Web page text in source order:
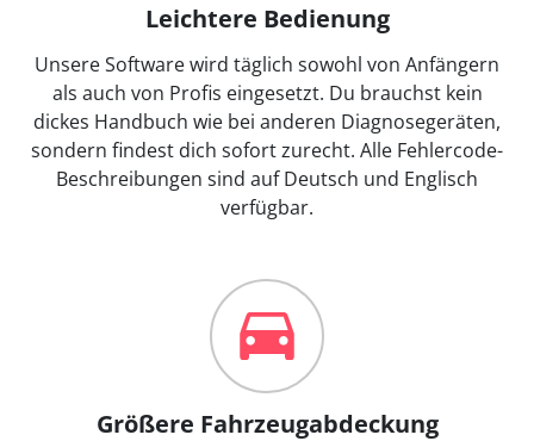
Leichtere Bedienung
Unsere Software wird täglich sowohl von Anfängern
als auch von Profis eingesetzt. Du brauchst kein
dickes Handbuch wie bei anderen Diagnosegeräten,
sondern findest dich sofort zurecht. Alle Fehlercode-
Beschreibungen sind auf Deutsch und Englisch
verfügbar.
Größere Fahrzeugabdeckung